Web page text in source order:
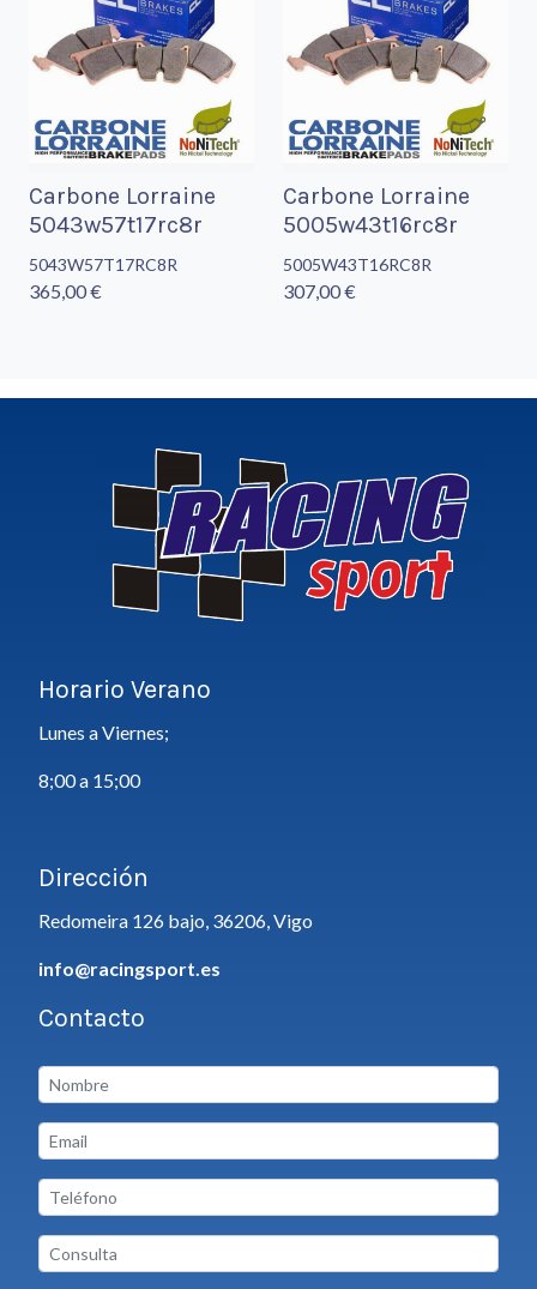
Carbone Lorraine
5043w57t17rc8r
5043W57T17RC8R
365,00 €
Carbone Lorraine
5005w43t16rc8r
5005W43T16RC8R
307,00 €
Horario Verano
Lunes a Viernes;
8;00 a 15;00
Dirección
Redomeira 126 bajo, 36206, Vigo
info@racingsport.es
Contacto